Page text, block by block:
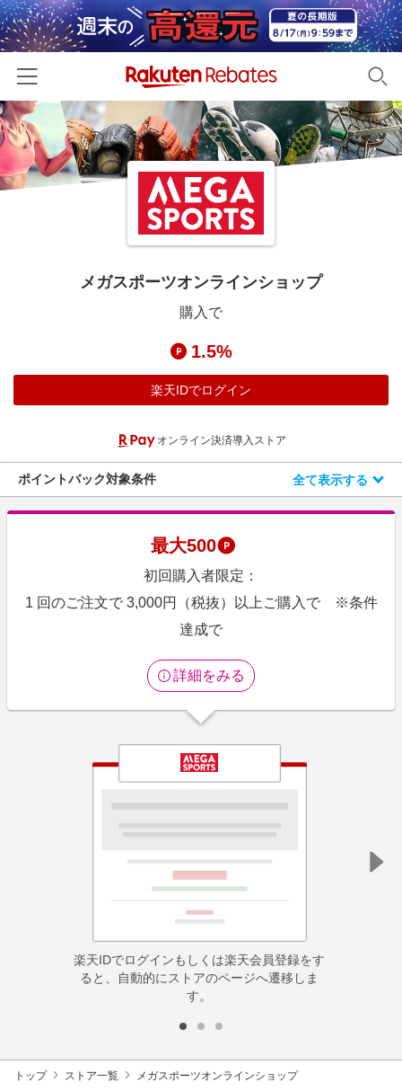
ホーム
カテゴリー一覧
ファッション・インナー・小物
日用品・キッチン用品
家電・PC・スマホ・カメラ
スポーツ・アウトドア・ゴルフ
インテリア・寝具
ペット・花・DIY・車
リーベイツ注目ストア
初回購入者限定特典
わくわく夏特集
とことん買い物チャレンジ
Apple公式サイト×楽天カード分割払い
Samsung ボーナスキャンペーン
友達紹介メガスポーツオンラインショップ
購入で
1.5%
楽天IDでログイン
オンライン決済導入ストア
ポイントバック対象条件 全て表示する
最大500
初回購入者限定：
1 回のご注文で 3,000円（税抜）以上ご購入で ※条件
達成で
詳細をみる
楽天IDでログインもしくは楽天会員登録をす
ると、自動的にストアのページへ遷移しま
す。
トップ ストア一覧 メガスポーツオンラインショップ